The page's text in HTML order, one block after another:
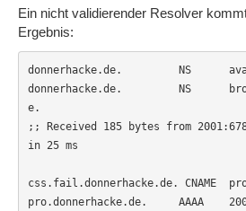
Ein nicht validierender Resolver
Ergebnis:
donnerhacke.de.         NS
donnerhacke.de.         NS
e.
;; Received 185 bytes from
in 25 ms
css.fail.donnerhacke.de. CNAME
pro.donnerhacke.de.     AAAA